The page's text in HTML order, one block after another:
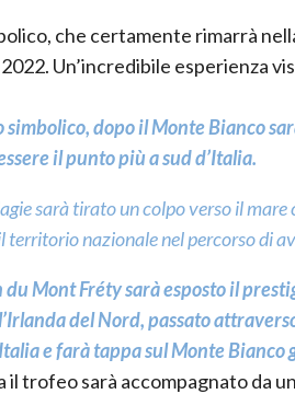
che certamente rimarrà
Un’incredibile esperienza
simbolico, dopo il Monte Bianco
il punto più a sud d’Italia.
sarà tirato un colpo verso il
nazionale nel percorso di
Mont Fréty sarà esposto il
del Nord, passato
e farà tappa sul Monte Bianco
il trofeo sarà accompagnato da